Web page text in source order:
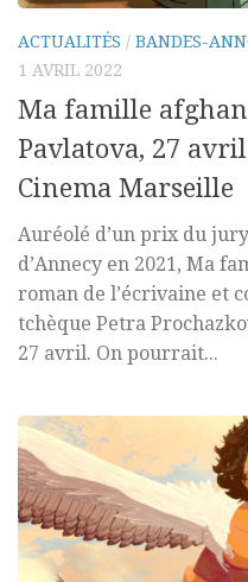
ACTUALITÉS / BANDES-
1 AVRIL 2022
Ma famille
Pavlatova, 27
Cinema Marseille
Auréolé d’un prix du
d’Annecy en 2021, Ma
roman de l’écrivaine et
tchèque Petra
27 avril. On pourrait...